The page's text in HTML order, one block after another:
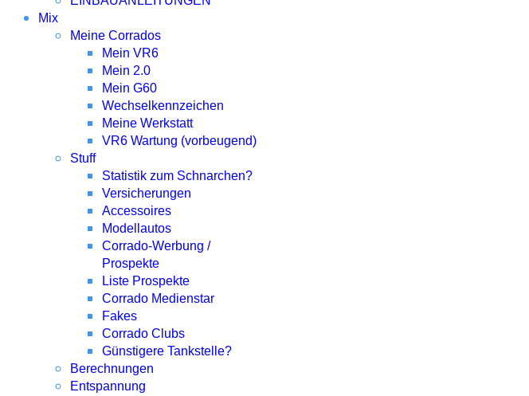
Mix
Meine Corrados
Mein VR6
Mein 2.0
Mein G60
Wechselkennzeichen
Meine Werkstatt
VR6 Wartung (vorbeugend)
Stuff
Statistik zum Schnarchen?
Versicherungen
Accessoires
Modellautos
Corrado-Werbung /
Prospekte
Liste Prospekte
Corrado Medienstar
Fakes
Corrado Clubs
Günstigere Tankstelle?
Berechnungen
Entspannung